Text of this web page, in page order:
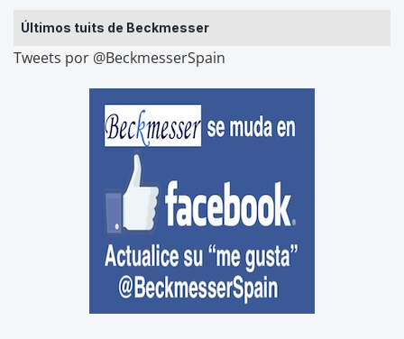
Últimos tuits de Beckmesser
Tweets por @BeckmesserSpain